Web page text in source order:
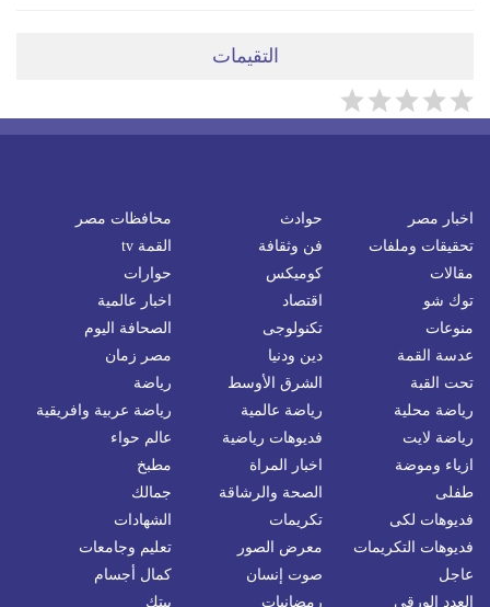
التقيمات
اخبار مصر حوادث
محافظات مصر
تحقيقات وملفات
فن وثقافة
القمة tv
مقالات
كوميكس
حوارات
توك شو
اقتصاد
اخبار عالمية
منوعات
تكنولوجى
الصحافة اليوم
عدسة القمة
دين ودنيا
مصر زمان
تحت القبة
الشرق الأوسط
رياضة
رياضة محلية
رياضة عالمية
رياضة عربية وافريقية
رياضة لايت
فديوهات رياضية
عالم حواء
ازياء وموضة
اخبار المراة
مطبخ
طفلى
الصحة والرشاقة
جمالك
فديوهات لكى
تكريمات
الشهادات
فديوهات التكريمات
معرض الصور
تعليم وجامعات
عاجل
صوت إنسان
كمال أجسام
العدد الورقي
رمضانيات بيتك